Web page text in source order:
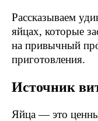
Рассказываем
яйцах, которые
на привычный
приготовления.
Источник
Яйца — это